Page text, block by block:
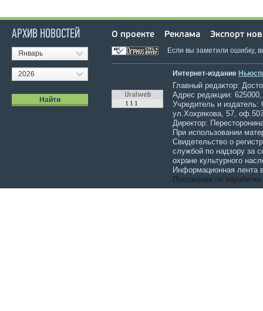
АРХИВ НОВОСТЕЙ
Январь
2026
О проекте Реклама Экспорт
Если вы заметили ошибку,
Интернет-издание
Главный редактор:
Адрес редакции:
Учредитель и
ул.Хохрякова, 57,
Директор:
При использовании
Свидетельство о
службой по надзору за
охране культурного
Информационная лента
Положение об